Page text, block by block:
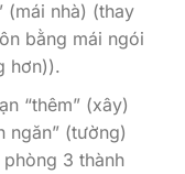
(mái nhà) (thay
bằng mái ngói
hơn)).
“thêm” (xây)
ngăn” (tường)
phòng 3 thành